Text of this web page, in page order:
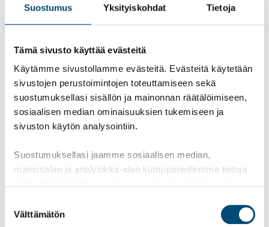
Suostumus Yksityiskohdat Tietoja
Tämä sivusto käyttää evästeitä
Käytämme sivustollamme evästeitä. Evästeitä käytetään
sivustojen perustoimintojen toteuttamiseen sekä
suostumuksellasi sisällön ja mainonnan räätälöimiseen,
sosiaalisen median ominaisuuksien tukemiseen ja
sivuston käytön analysointiin.
Suostumuksellasi jaamme sosiaalisen median,
mainosalan ja analytiikka-alan kumppaneillemme tietoja
heille tai joita on kerätty, kun olet käyttänyt heidän
valinta
Välttämätön
Ajankohtaista
Blogit